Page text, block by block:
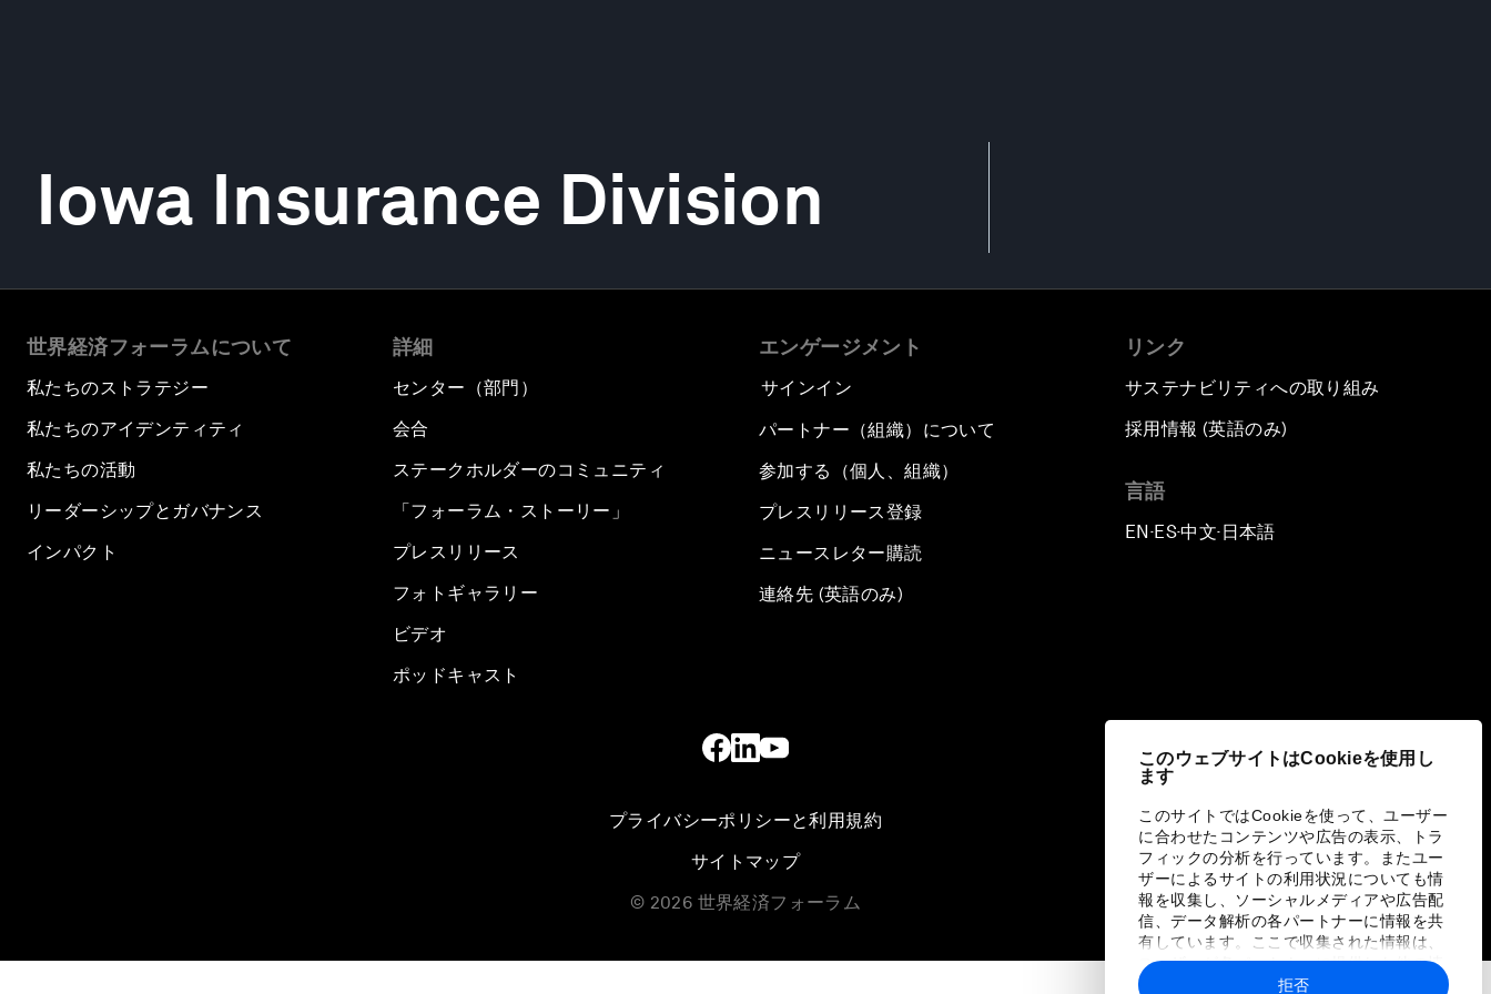
このウェブサイトはCookieを使用し
ます
このサイトではCookieを使って、ユーザー
に合わせたコンテンツや広告の表示、トラ
フィックの分析を行っています。またユー
ザーによるサイトの利用状況についても情
報を収集し、ソーシャルメディアや広告配
信、データ解析の各パートナーに情報を共
有しています。ここで収集された情報は、
ユーザーが各パートナーに提供した他の情
報や各パートナーのサービスを使用した際
拒否
Iowa Insurance Division
世界経済フォーラムについて
私たちのストラテジー
私たちのアイデンティティ
私たちの活動
リーダーシップとガバナンス
インパクト
詳細
センター（部門）
会合
ステークホルダーのコミュニティ
「フォーラム・ストーリー」
プレスリリース
フォトギャラリー
ビデオ
ポッドキャスト
エンゲージメント
サインイン
パートナー（組織）について
参加する（個人、組織）
プレスリリース登録
ニュースレター購読
連絡先 (英語のみ)
リンク
サステナビリティへの取り組み
採用情報 (英語のみ)
言語
EN ▪ES▪中文▪ 日本語
プライバシーポリシーと利用規約
サイトマップ
© 2026 世界経済フォーラム